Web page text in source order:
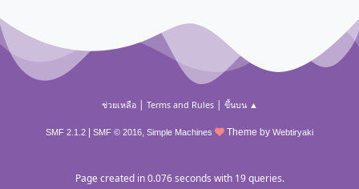
ช่วยเหลือ| Terms and Rules| ขึ้นบน ▲
SMF 2.1.2 SMF © 2016, Simple Machines Theme by Webtiryaki
Page created in 0.076 seconds with 19 queries.